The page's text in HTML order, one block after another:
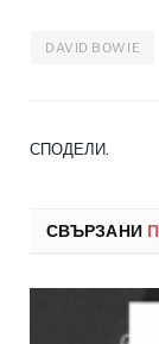
DAVID BOWIE
СПОДЕЛИ.
СВЪРЗАНИ